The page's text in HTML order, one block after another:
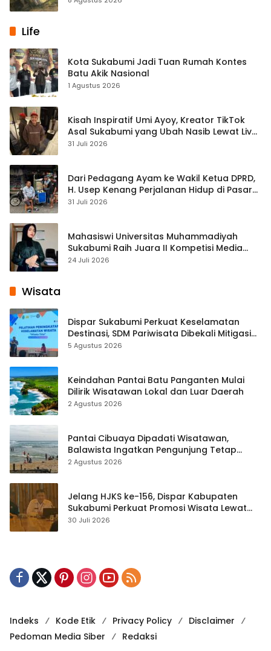
Life
Kota Sukabumi Jadi Tuan Rumah Kontes
Batu Akik Nasional
1 Agustus 2026
Kisah Inspiratif Umi Ayoy, Kreator TikTok
Asal Sukabumi yang Ubah Nasib Lewat Live
Streaming
31 Juli 2026
Dari Pedagang Ayam ke Wakil Ketua DPRD,
H. Usep Kenang Perjalanan Hidup di Pasar
Cisaat
31 Juli 2026
Mahasiswi Universitas Muhammadiyah
Sukabumi Raih Juara II Kompetisi Media
Pembelajaran Digital Tingkat Internasional
24 Juli 2026
Wisata
Dispar Sukabumi Perkuat Keselamatan
Destinasi, SDM Pariwisata Dibekali Mitigasi
hingga Teknik Evakuasi
5 Agustus 2026
Keindahan Pantai Batu Panganten Mulai
Dilirik Wisatawan Lokal dan Luar Daerah
2 Agustus 2026
Pantai Cibuaya Dipadati Wisatawan,
Balawista Ingatkan Pengunjung Tetap
Waspada
2 Agustus 2026
Jelang HJKS ke-156, Dispar Kabupaten
Sukabumi Perkuat Promosi Wisata Lewat
Publikasi Digital
30 Juli 2026
Indeks Kode Etik Privacy Policy
Disclaimer
Pedoman Media Siber
Redaksi